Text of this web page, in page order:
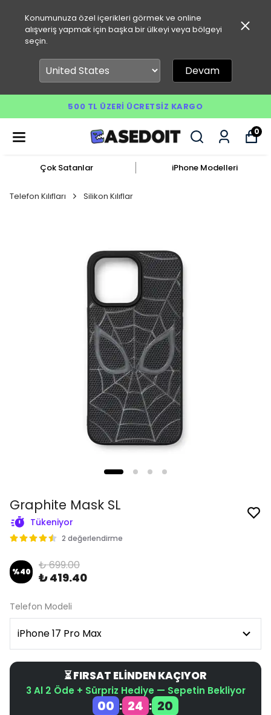
Konumunuza özel içerikleri görmek ve online
alışveriş yapmak için başka bir ülkeyi veya bölgeyi
seçin.
Devam
500 TL ÜZERI ÜCRETSIZ KARGO
0
Çok Satanlar iPhone Modelleri
Telefon Kılıfları Silikon Kılıflar
Graphite Mask SL
Tükeniyor
2 değerlendirme
%40 ₺ 699.00
₺ 419.40
Telefon Modeli
⏳ FIRSAT ELİNDEN KAÇIYOR
3 Al 2 Öde + Sürpriz Hediye — Sepetin Bekliyor
00 : 24 : 20